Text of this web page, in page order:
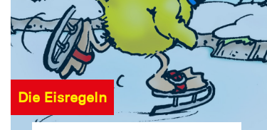
Die Eisregeln